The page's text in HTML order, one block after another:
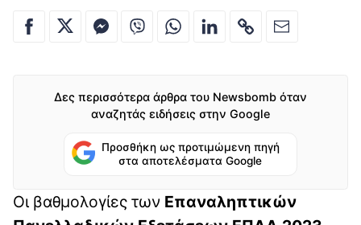
Δες περισσότερα άρθρα του Newsbomb όταν
αναζητάς ειδήσεις στην Google
Προσθήκη ως προτιμώμενη πηγή
στα αποτελέσματα Google
Οι βαθμολογίες των Επαναληπτικών